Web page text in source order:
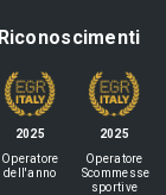
2025
Operatore
dell'anno
2025
Operatore
Scommesse
sportive